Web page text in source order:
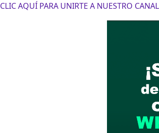
Recibe las últimas
Posiciones solicitadas y
CLIC AQUÍ PARA UNIRTE A NUESTRO